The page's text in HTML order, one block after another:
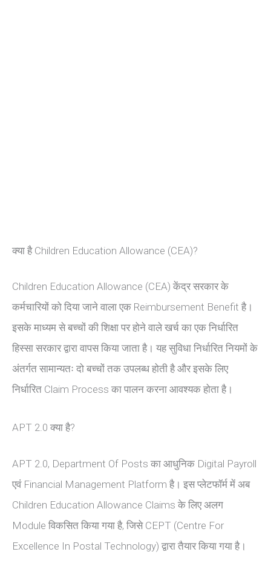
क्या है Children Education Allowance (CEA)?
Children Education Allowance (CEA) केंद्र सरकार के
कर्मचारियों को दिया जाने वाला एक Reimbursement Benefit है।
इसके माध्यम से बच्चों की शिक्षा पर होने वाले खर्च का एक निर्धारित
हिस्सा सरकार द्वारा वापस किया जाता है। यह सुविधा निर्धारित नियमों के
अंतर्गत सामान्यतः दो बच्चों तक उपलब्ध होती है और इसके लिए
निर्धारित Claim Process का पालन करना आवश्यक होता है।
APT 2.0 क्या है?
APT 2.0, Department Of Posts का आधुनिक Digital Payroll
एवं Financial Management Platform है। इस प्लेटफॉर्म में अब
Children Education Allowance Claims के लिए अलग
Module विकसित किया गया है, जिसे CEPT (Centre For
Excellence In Postal Technology) द्वारा तैयार किया गया है।